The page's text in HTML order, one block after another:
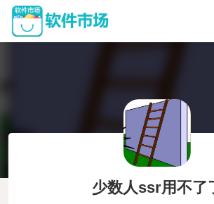
少数人ssr用不了